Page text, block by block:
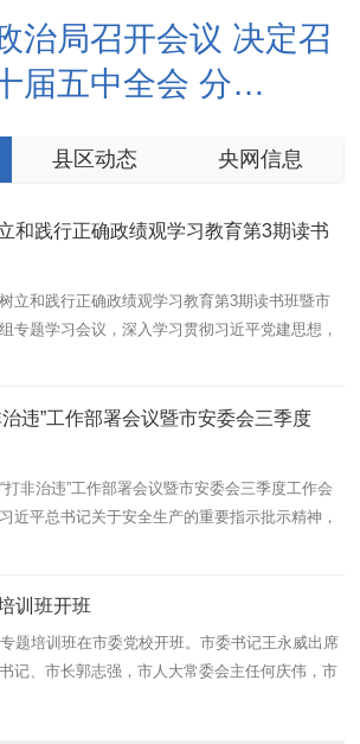
治局召开会议 决定召
届五中全会 分…
县区动态 央网信息
和践行正确政绩观学习教育第3期读书
立和践行正确政绩观学习教育第3期读书班暨市
专题学习会议，深入学习贯彻习近平党建思想，
性引领保障树立和践行正确政绩观，更好推动本
违”工作部署会议暨市安委会三季度
非治违”工作部署会议暨市安委会三季度工作会
近平总书记关于安全生产的重要指示批示精神，
署开展重点行业领域“打非治违”工作。市委书
训班开班
题培训班在市委党校开班。市委书记王永威出席
记、市长郭志强，市人大常委会主任何庆伟，市
永威指出，形势严峻，必须直面以对、明责于